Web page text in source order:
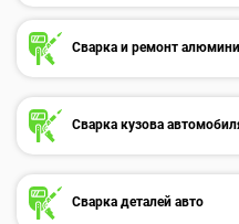
Сварка и ремонт
Сварка кузова
Сварка деталей авто